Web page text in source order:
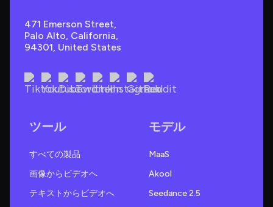
471 Emerson Street,
Palo Alto, California,
94301, United States
ツール
すべての製品
画像からビデオへ
テキストからビデオへ
モデル
MaaS
Akool
Seedance 2.5